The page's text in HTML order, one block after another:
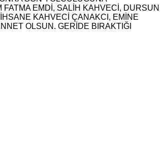
EMDİ, SALİH KAHVECİ, DURSUN
KAHVECİ ÇANAKCI, EMİNE
OLSUN. GERİDE BIRAKTIĞI